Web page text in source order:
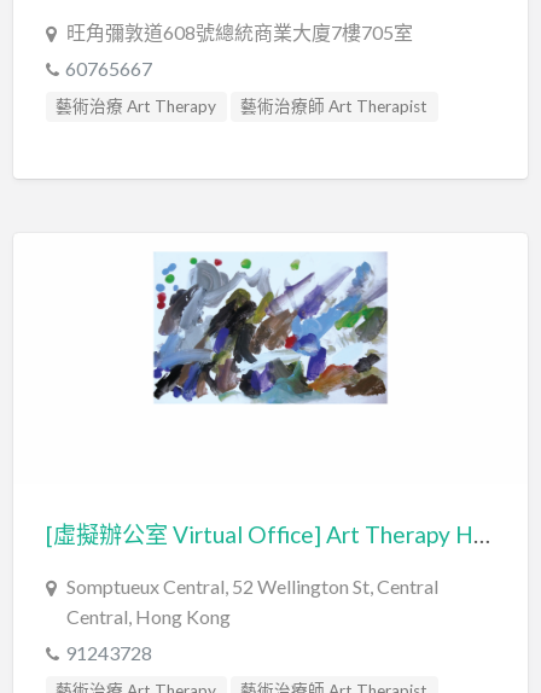
旺角彌敦道608號總統商業大廈7樓705室
60765667
藝術治療 Art Therapy 藝術治療師 Art Therapist
[虛擬辦公室 Virtual Office] Art Therapy Hong Kong
Somptueux Central, 52 Wellington St, Central
Central, Hong Kong
91243728